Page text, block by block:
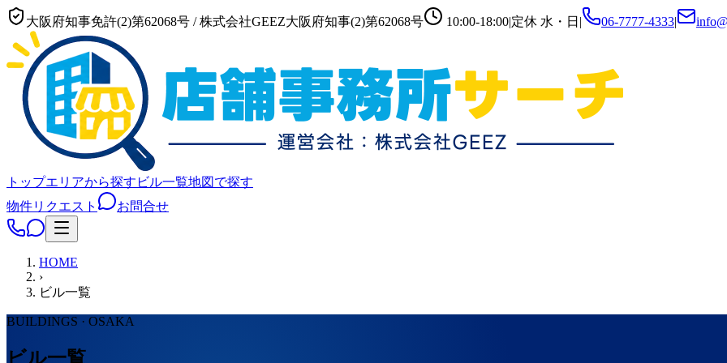
大阪府知事免許(2)第62068号 /株式会社GEEZ大阪府知事(2)第62068号 10:00-18:00|定休 水・日 | 06-7777-4333|
トップエリアから探す ビル一覧地図で探す
物件リクエスト
お問合せ
HOME
›
ビル一覧
BUILDINGS · OSAKA
ビル一覧